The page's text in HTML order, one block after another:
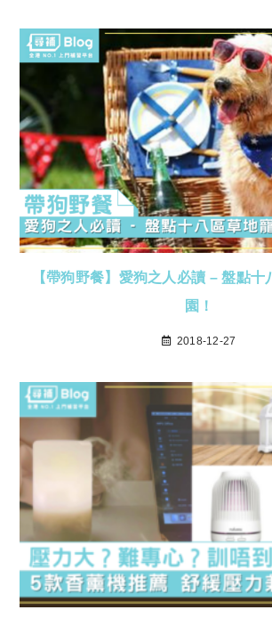
【帶狗野餐】愛狗之人必讀 – 盤點十
園！
2018-12-27